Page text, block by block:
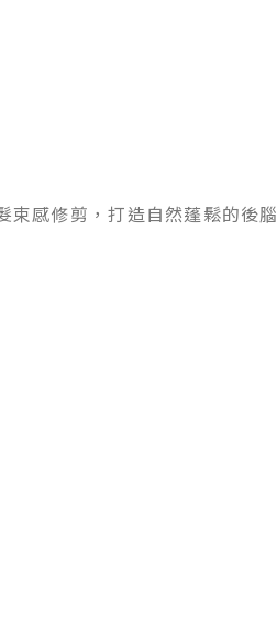
感修剪，打造自然蓬鬆的後